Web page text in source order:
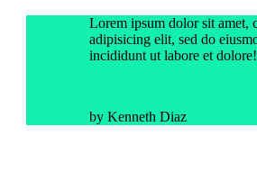
Lorem ipsum dolor sit amet,
adipisicing elit, sed do
incididunt ut labore et dolore!
by Kenneth Diaz